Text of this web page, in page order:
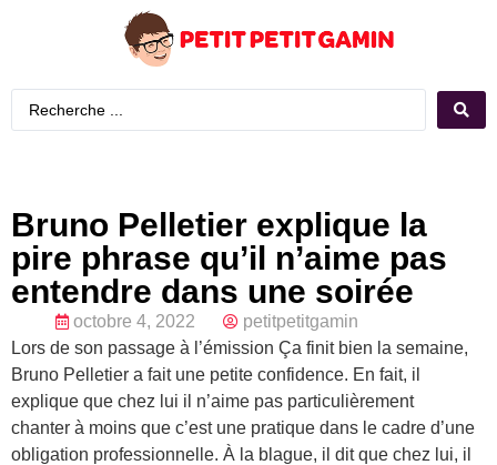
Bruno Pelletier explique la
pire phrase qu’il n’aime pas
entendre dans une soirée
octobre 4, 2022
petitpetitgamin
Lors de son passage à l’émission Ça finit bien la semaine,
Bruno Pelletier a fait une petite confidence. En fait, il
explique que chez lui il n’aime pas particulièrement
chanter à moins que c’est une pratique dans le cadre d’une
obligation professionnelle. À la blague, il dit que chez lui, il